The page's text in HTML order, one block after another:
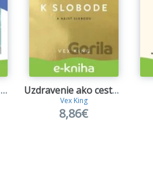
Milý strachu, drž už hubu! Uzdravenie ako cesta k slobode
Vex King
8,86€